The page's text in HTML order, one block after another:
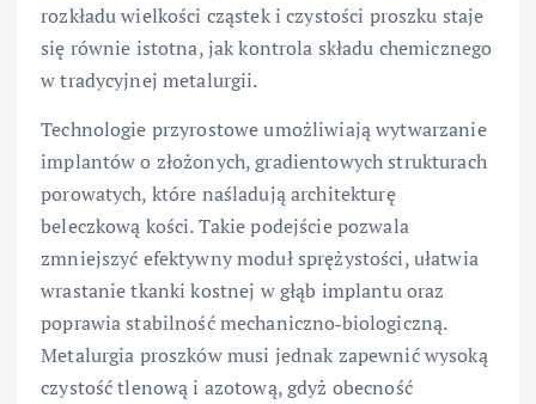
rozkładu wielkości cząstek i czystości proszku staje
się równie istotna, jak kontrola składu chemicznego
w tradycyjnej metalurgii.
Technologie przyrostowe umożliwiają wytwarzanie
implantów o złożonych, gradientowych strukturach
porowatych, które naśladują architekturę
beleczkową kości. Takie podejście pozwala
zmniejszyć efektywny moduł sprężystości, ułatwia
wrastanie tkanki kostnej w głąb implantu oraz
poprawia stabilność mechaniczno‑biologiczną.
Metalurgia proszków musi jednak zapewnić wysoką
czystość tlenową i azotową, gdyż obecność